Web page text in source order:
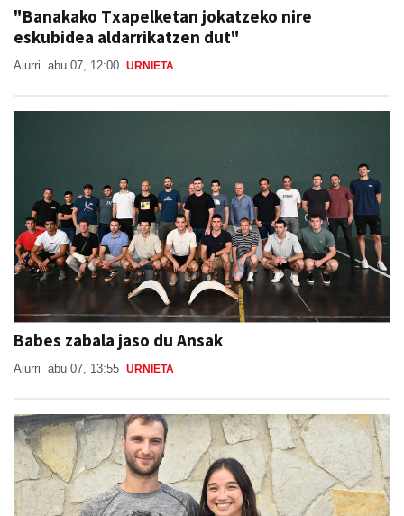
"Banakako Txapelketan jokatzeko nire
eskubidea aldarrikatzen dut"
Aiurri abu 07, 12:00 URNIETA
Babes zabala jaso du Ansak
Aiurri abu 07, 13:55 URNIETA